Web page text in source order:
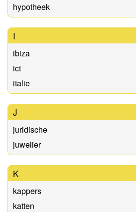
hypotheek
I
ibiza
ict
italie
J
juridische
juwelier
K
kappers
katten